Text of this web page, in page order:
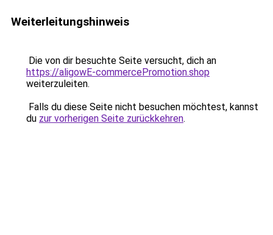
Weiterleitungshinweis
Die von dir besuchte Seite versucht, dich an
https://aligowE-commercePromotion.shop
weiterzuleiten.
Falls du diese Seite nicht besuchen möchtest, kannst
du zur vorherigen Seite zurückkehren.